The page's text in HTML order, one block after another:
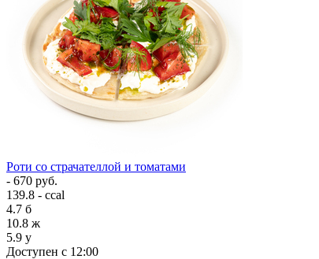
Роти со страчателлой и томатами
- 670 руб.
139.8 - ccal
4.7 б
10.8 ж
5.9 у
Доступен с 12:00